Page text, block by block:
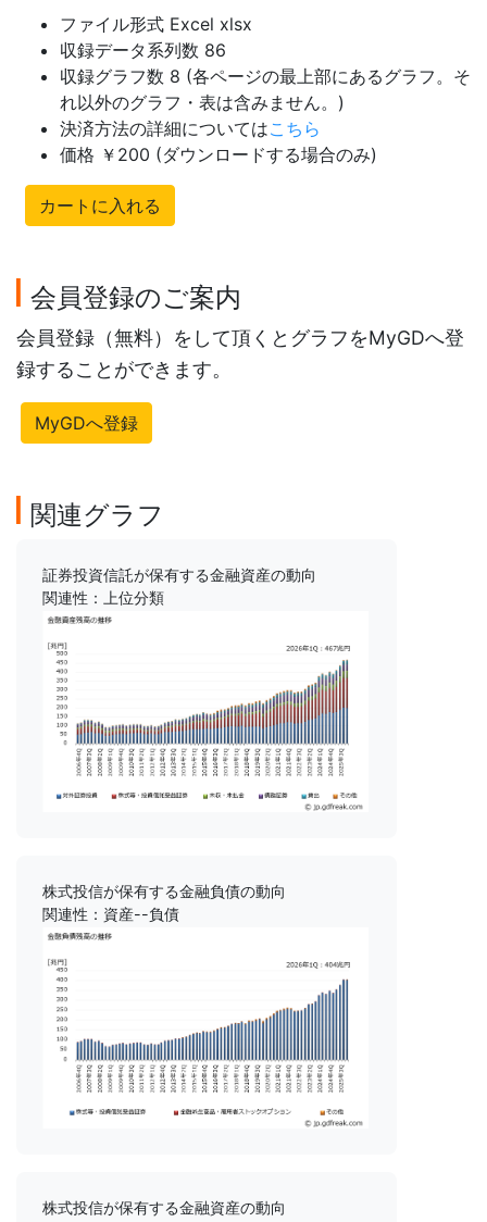
ファイル形式 Excel xlsx
収録データ系列数 86
収録グラフ数 8 (各ページの最上部にあるグラフ。そ
れ以外のグラフ・表は含みません。)
決済方法の詳細についてはこちら
価格 ￥200 (ダウンロードする場合のみ)
カートに入れる
会員登録のご案内
会員登録（無料）をして頂くとグラフをMyGDへ登
録することができます。
MyGDへ登録
関連グラフ
証券投資信託が保有する金融資産の動向
関連性：上位分類
株式投信が保有する金融負債の動向
関連性：資産--負債
株式投信が保有する金融資産の動向